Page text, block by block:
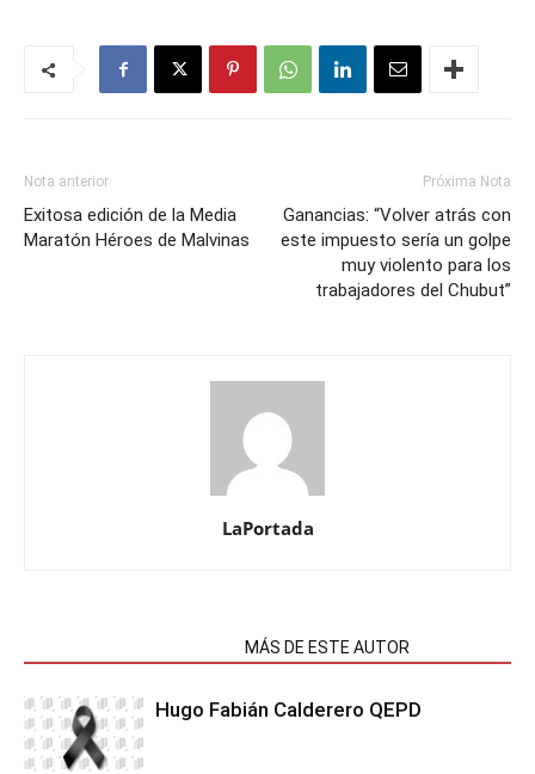
Nota anterior
Exitosa edición de la Media
Maratón Héroes de Malvinas
Próxima Nota
Ganancias: “Volver atrás con
este impuesto sería un golpe
muy violento para los
trabajadores del Chubut”
LaPortada
MÁS DE ESTE AUTOR
Hugo Fabián Calderero QEPD